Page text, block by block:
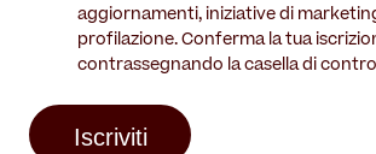
aggiornamenti, iniziative di
profilazione. Conferma la tua
contrassegnando la casella di